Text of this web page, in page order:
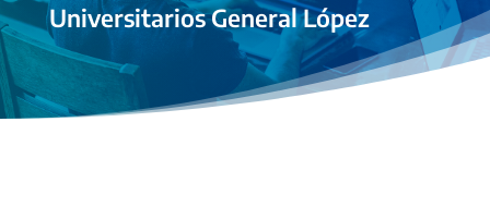
Universitarios General López